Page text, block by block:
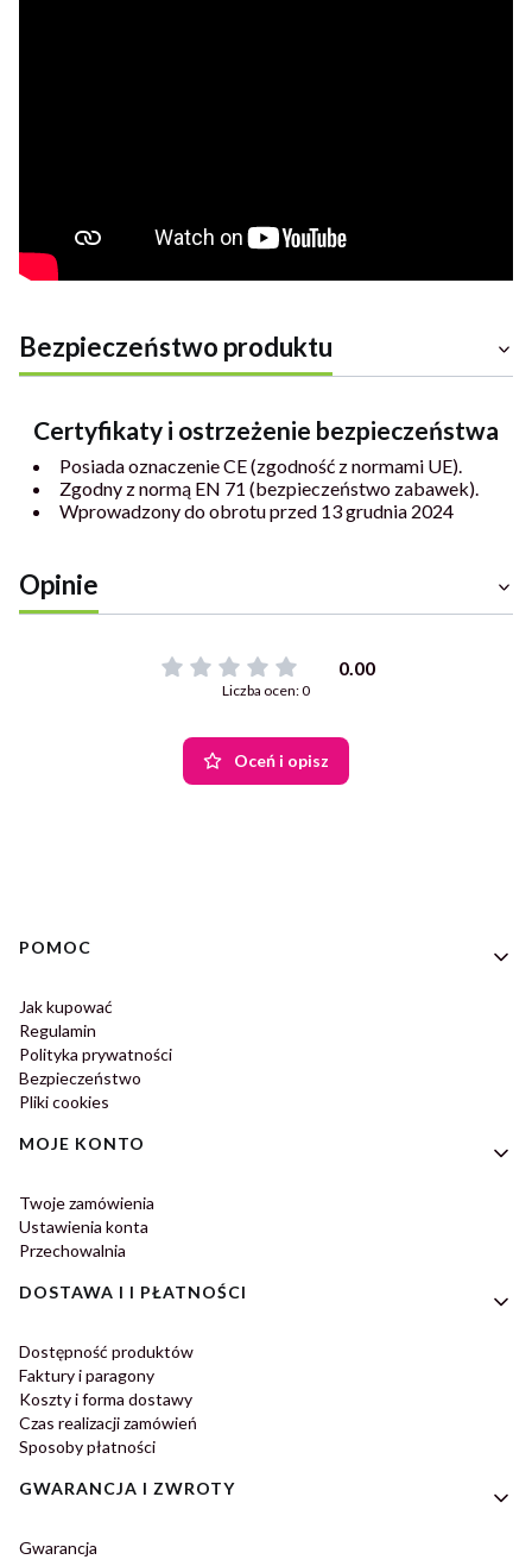
Bezpieczeństwo produktu
Certyfikaty i ostrzeżenie bezpieczeństwa
Posiada oznaczenie CE (zgodność z normami UE).
Zgodny z normą EN 71 (bezpieczeństwo zabawek).
Wprowadzony do obrotu przed 13 grudnia 2024
Opinie
0.00
Liczba ocen: 0
Oceń i opisz
Linki w stopce
POMOC
Jak kupować
Regulamin
Polityka prywatności
Bezpieczeństwo
Pliki cookies
MOJE KONTO
Twoje zamówienia
Ustawienia konta
Przechowalnia
DOSTAWA I I PŁATNOŚCI
Dostępność produktów
Faktury i paragony
Koszty i forma dostawy
Czas realizacji zamówień
Sposoby płatności
GWARANCJA I ZWROTY
Gwarancja